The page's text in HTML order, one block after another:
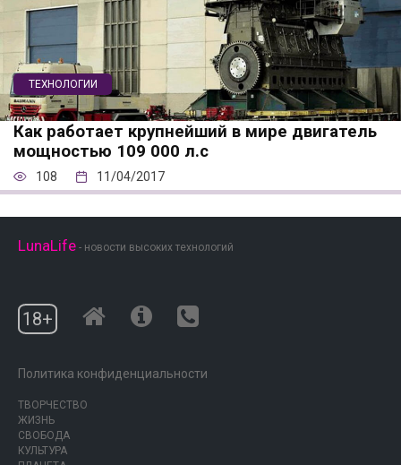
ТЕХНОЛОГИИ
Как работает крупнейший в мире двигатель
мощностью 109 000 л.с
108 11/04/2017
LunaLife - новости высоких технологий
18+
Политика конфиденциальности
ТВОРЧЕСТВО
ЖИЗНЬ
СВОБОДА
КУЛЬТУРА